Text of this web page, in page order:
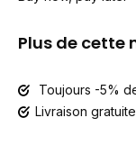
Plus de cette
Toujours -5%
Livraison